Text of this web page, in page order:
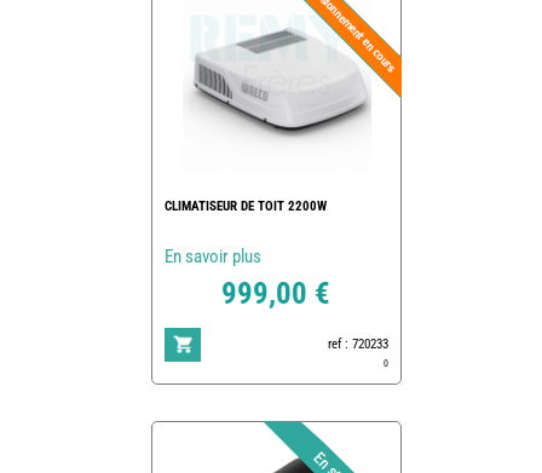
CLIMATISEUR DE TOIT 2200W
En savoir plus
999,00 €
ref : 720233
0